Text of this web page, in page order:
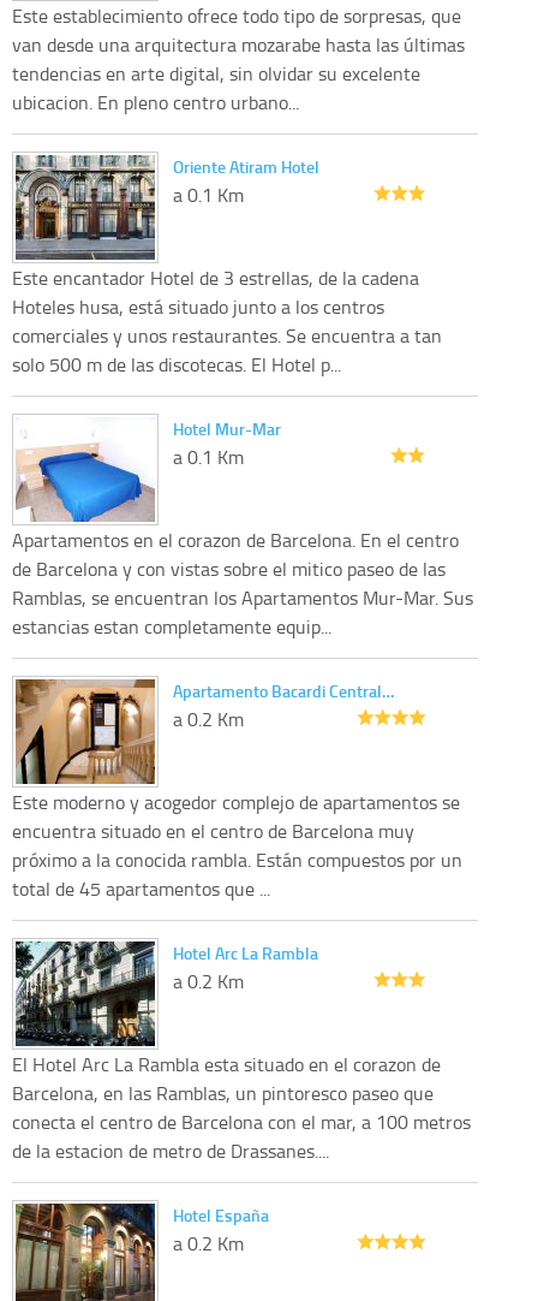
Este establecimiento ofrece todo tipo de sorpresas, que
van desde una arquitectura mozarabe hasta las últimas
tendencias en arte digital, sin olvidar su excelente
ubicacion. En pleno centro urbano...
Oriente Atiram Hotel
a 0.1 Km
Este encantador Hotel de 3 estrellas, de la cadena
Hoteles husa, está situado junto a los centros
comerciales y unos restaurantes. Se encuentra a tan
solo 500 m de las discotecas. El Hotel p...
Hotel Mur-Mar
a 0.1 Km
Apartamentos en el corazon de Barcelona. En el centro
de Barcelona y con vistas sobre el mitico paseo de las
Ramblas, se encuentran los Apartamentos Mur-Mar. Sus
estancias estan completamente equip...
Apartamento Bacardi Central…
a 0.2 Km
Este moderno y acogedor complejo de apartamentos se
encuentra situado en el centro de Barcelona muy
próximo a la conocida rambla. Están compuestos por un
total de 45 apartamentos que ...
Hotel Arc La Rambla
a 0.2 Km
El Hotel Arc La Rambla esta situado en el corazon de
Barcelona, en las Ramblas, un pintoresco paseo que
conecta el centro de Barcelona con el mar, a 100 metros
de la estacion de metro de Drassanes....
Hotel España
a 0.2 Km